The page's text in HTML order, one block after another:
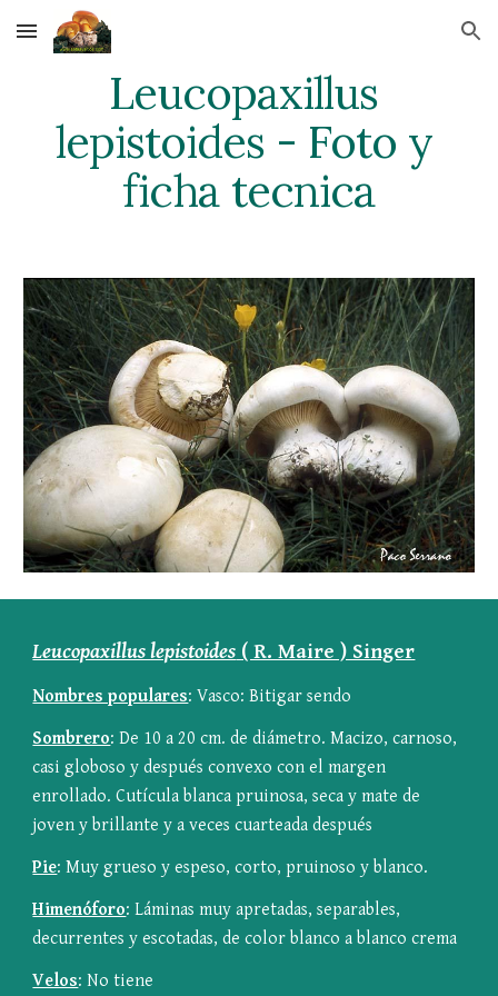
Skip to main content Skip to navigation
Leucopaxillus
lepistoides - Foto y
ficha tecnica
Leucopaxillus lepistoides ( R. Maire ) Singer
Nombres populares: Vasco: Bitigar sendo
Sombrero: De 10 a 20 cm. de diámetro. Macizo, carnoso,
casi globoso y después convexo con el margen
enrollado. Cutícula blanca pruinosa, seca y mate de
joven y brillante y a veces cuarteada después
Pie: Muy grueso y espeso, corto, pruinoso y blanco.
Himenóforo: Láminas muy apretadas, separables,
decurrentes y escotadas, de color blanco a blanco crema
Velos: No tiene